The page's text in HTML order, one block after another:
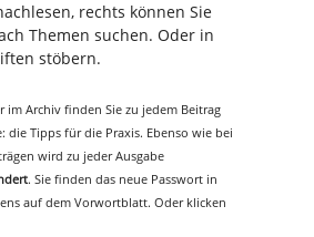
rechts können Sie
Themen suchen. Oder in
stöbern.
im Archiv finden Sie zu jedem Beitrag
die Tipps für die Praxis. Ebenso wie bei
wird zu jeder Ausgabe
. Sie finden das neue Passwort in
auf dem Vorwortblatt. Oder klicken